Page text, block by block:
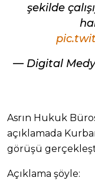
şekilde
— Digital
Asrın Hukuk
açıklamada
görüşü
Açıklama şöyle: